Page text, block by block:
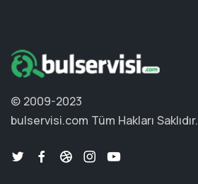
© 2009-2023
bulservisi.com Tüm Hakları Saklıdır.